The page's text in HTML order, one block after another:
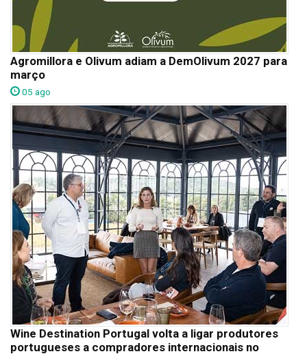
Agromillora e Olivum adiam a DemOlivum 2027 para
março
05 ago
Wine Destination Portugal volta a ligar produtores
portugueses a compradores internacionais no